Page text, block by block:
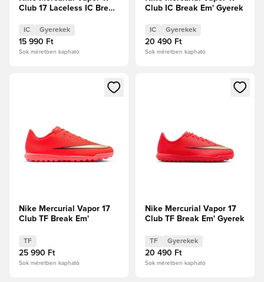
Club 17 Laceless IC Break
IC Gyerekek
15 990 Ft
Sok méretben kapható
Club IC Break Em' Gyerek
IC Gyerekek
20 490 Ft
Sok méretben kapható
Megnyit egy modált a bejelentkezéshez vagy a tagként
Nike Mercurial Vapor 17
Club TF Break Em'
TF
25 990 Ft
Sok méretben kapható
Megnyit egy modált a
Nike Mercurial Vapor 17
Club TF Break Em' Gyerek
TF Gyerekek
20 490 Ft
Sok méretben kapható